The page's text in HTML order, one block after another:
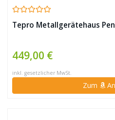
Tepro Metallgerätehaus
449,00 €
inkl. gesetzlicher MwSt.
Zum